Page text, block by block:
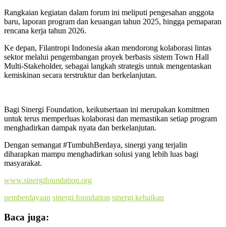
Rangkaian kegiatan dalam forum ini meliputi pengesahan anggota
baru, laporan program dan keuangan tahun 2025, hingga pemaparan
rencana kerja tahun 2026.
Ke depan, Filantropi Indonesia akan mendorong kolaborasi lintas
sektor melalui pengembangan proyek berbasis sistem Town Hall
Multi-Stakeholder, sebagai langkah strategis untuk mengentaskan
kemiskinan secara terstruktur dan berkelanjutan.
Bagi Sinergi Foundation, keikutsertaan ini merupakan komitmen
untuk terus memperluas kolaborasi dan memastikan setiap program
menghadirkan dampak nyata dan berkelanjutan.
Dengan semangat #TumbuhBerdaya, sinergi yang terjalin
diharapkan mampu menghadirkan solusi yang lebih luas bagi
masyarakat.
www.sinergifoundation.org
pemberdayaan sinergi foundation sinergi kebaikan
Baca juga: